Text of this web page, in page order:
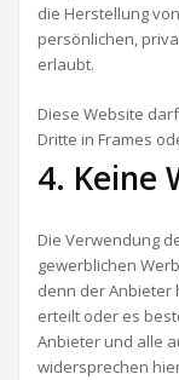
die Herstellung
persönlichen,
erlaubt.
Diese Website
Dritte in Frames
4. Keine
Die Verwendung
gewerblichen
denn der Anbieter
erteilt oder es
Anbieter und alle
widersprechen